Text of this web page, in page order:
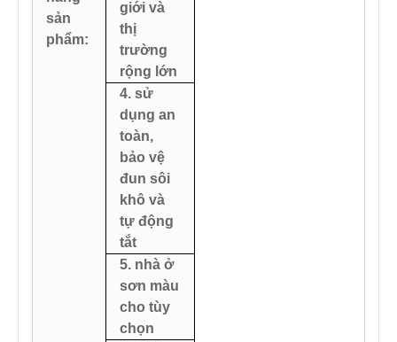
sản
phẩm:
giới và
thị
trường
rộng lớn
4. sử
dụng an
toàn,
bảo vệ
đun sôi
khô và
tự động
tắt
5. nhà ở
sơn màu
cho tùy
chọn